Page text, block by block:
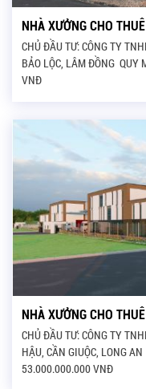
NHÀ XƯỞNG CHO THUÊ
CHỦ ĐẦU TƯ: CÔNG TY
BẢO LỘC, LÂM ĐỒNG
VNĐ
NHÀ XƯỞNG CHO
CHỦ ĐẦU TƯ: CÔNG TY
HẬU, CẦN GIUỘC, LONG
53.000.000.000 VNĐ